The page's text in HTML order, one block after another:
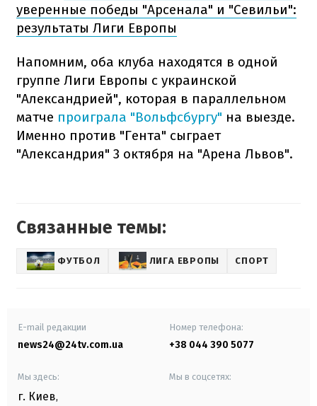
уверенные победы "Арсенала" и "Севильи":
результаты Лиги Европы
Напомним, оба клуба находятся в одной
группе Лиги Европы с украинской
"Александрией", которая в параллельном
матче проиграла "Вольфсбургу" на выезде.
Именно против "Гента" сыграет
"Александрия" 3 октября на "Арена Львов".
Связанные темы:
ФУТБОЛ ЛИГА ЕВРОПЫ СПОРТ
E-mail редакции
news24@24tv.com.ua
Номер телефона:
+38 044 390 5077
Мы здесь:
г. Киев,
Мы в соцсетях: